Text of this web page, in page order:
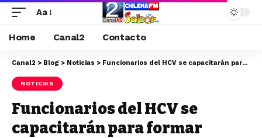
Aa
Home Canal2 Contacto
Canal2 > Blog > Noticias > Funcionarios del HCV se capacitarán para formar brigadas de emergencia
NOTICIAS
Funcionarios del HCV se
capacitarán para formar